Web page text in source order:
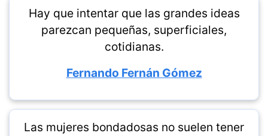
Hay que intentar que las grandes ideas
parezcan pequeñas, superficiales,
cotidianas.
Fernando Fernán Gómez
Las mujeres bondadosas no suelen tener